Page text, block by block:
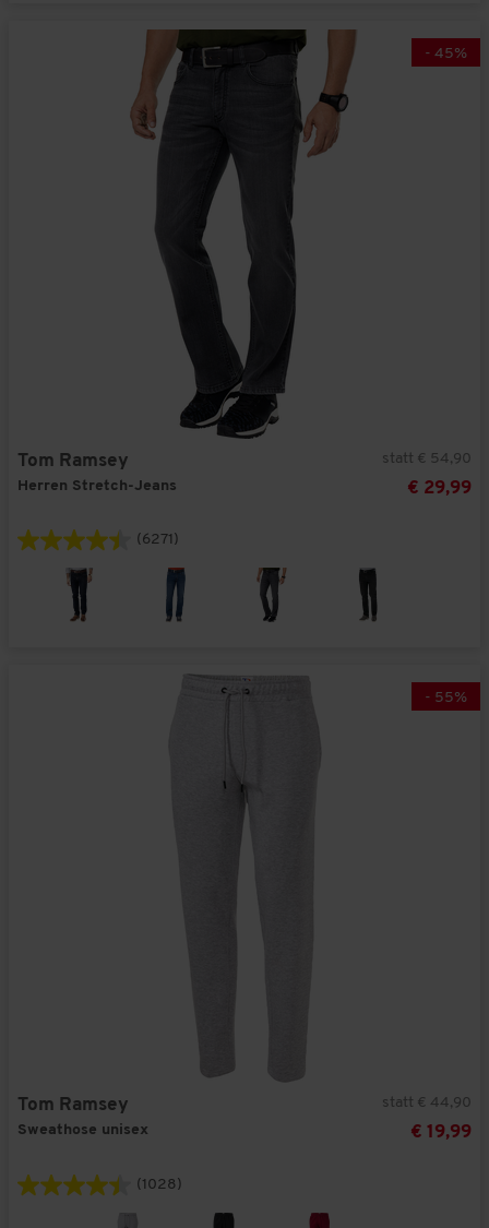
- 45%
Tom Ramsey
Herren Stretch-Jeans
statt € 54,90
€ 29,99
(6271)
- 55%
Tom Ramsey
Sweathose unisex
statt € 44,90
€ 19,99
(1028)